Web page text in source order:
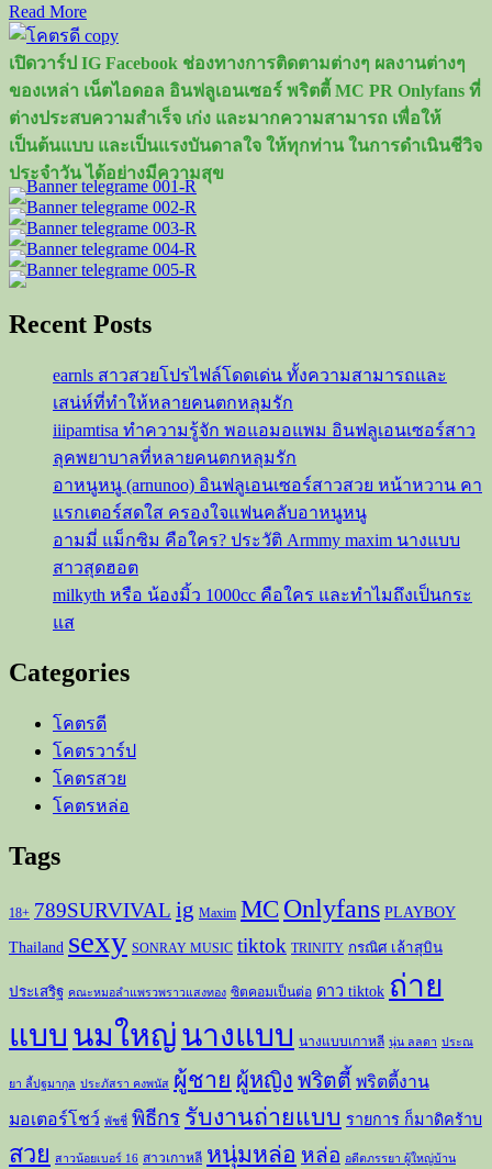
Read MoreRead
more
about
เปิด
วาร์
ป
เกรซ
ฐิต
า
รีย์
ดาว
สุด
สู่
เวที
มิส
แก
รนด์
สระบุรี
2025
เปิดวาร์ป IG Facebook ช่องทางการติดตามต่างๆ ผลงานต่างๆ
ของเหล่า เน็ตไอดอล อินฟลูเอนเซอร์ พริตตี้ MC PR Onlyfans ที่
ต่างประสบความสำเร็จ เก่ง และมากความสามารถ เพื่อให้
เป็นต้นแบบ และเป็นแรงบันดาลใจ ให้ทุกท่าน ในการดำเนินชีวิจ
ประจำวัน ได้อย่างมีความสุข
Recent Posts
earnls สาวสวยโปรไฟล์โดดเด่น ทั้งความสามารถและ
เสน่ห์ที่ทำให้หลายคนตกหลุมรัก
iiipamtisa ทำความรู้จัก พอแอมอแพม อินฟลูเอนเซอร์สาว
ลุคพยาบาลที่หลายคนตกหลุมรัก
อาหนูหนู (arnunoo) อินฟลูเอนเซอร์สาวสวย หน้าหวาน คา
แรกเตอร์สดใส ครองใจแฟนคลับอาหนูหนู
อามมี่ แม็กซิม คือใคร? ประวัติ Armmy maxim นางแบบ
สาวสุดฮอต
milkyth หรือ น้องมิ้ว 1000cc คือใคร และทำไมถึงเป็นกระ
แส
Categories
โคตรดี
โคตรวาร์ป
โคตรสวย
โคตรหล่อ
Tags
18+ 789SURVIVAL ig Maxim MC Onlyfans PLAYBOY
Thailand sexy SONRAY MUSIC tiktok TRINITY กรณิศ เล้าสุบิน
ประเสริฐ คณะหมอลำแพรวพราวแสงทอง ซิตคอมเป็นต่อ ดาว tiktok ถ่าย
แบบ นมใหญ่นางแบบ นางแบบเกาหลี นุ่น ลลดา ประณ
ยา ลี้ปฐมากุล ประภัสรา คงพนัส ผู้ชาย ผู้หญิง พริตตี้ พริตตี้งาน
มอเตอร์โชว์ พัชชี่ พิธีกร รับงานถ่ายแบบ รายการ ก็มาดิคร้าบ
สวย สาวน้อยเบอร์ 16 สาวเกาหลี หนุ่มหล่อ หล่อ อดีตภรรยา ผู้ใหญ่บ้าน